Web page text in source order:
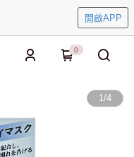
開啟APP
0
1/4